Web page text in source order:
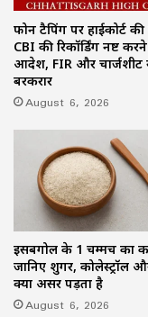
फोन टैपिंग पर हाईकोर्ट
CBI की रिकॉर्डिंग नष्ट
आदेश, FIR और चार्जशीट
बरकरार
August 6, 2026
इसबगोल के 1 चम्मच का
जानिए शुगर, कोलेस्ट्रॉल
क्या असर पड़ता है
August 6, 2026